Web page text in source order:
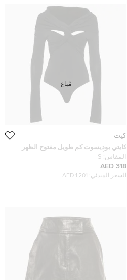
كيت
كايتي بوديسوت كم طويل مفتوح الظهر
جيرسي أسود صغير
المقاس: S
318 AED
السعر المبدئي: 1,201 AED
مُباع